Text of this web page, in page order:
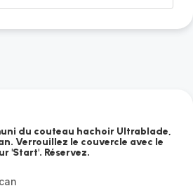
du couteau hachoir Ultrablade,
Verrouillez le couvercle avec le
'Start'. Réservez.